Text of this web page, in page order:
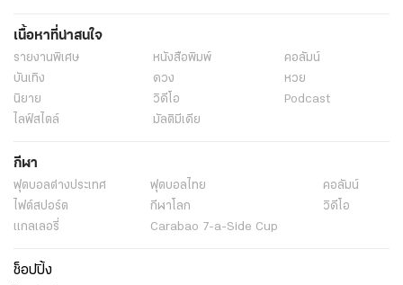
เนื้อหาที่น่าสนใจ
รายงานพิเศษ หนังสือพิมพ์
คอลัมน์
บันเทิง
ดวง
หวย
นิยาย
วิดีโอ
Podcast
ไลฟ์สไตล์
มัลติมีเดีย
กีฬา
ฟุตบอลต่่างประเทศ ฟุตบอลไทย
คอลัมน์
ไฟต์สปอร์ต
กีฬาโลก
วิดีโอ
แกลเลอรี่
Carabao 7-a-Side Cup
ช็อปปิ้ง